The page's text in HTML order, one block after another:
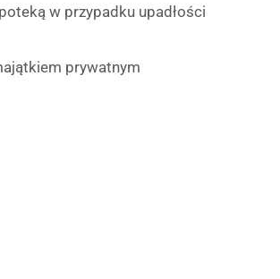
w przypadku upadłości
prywatnym